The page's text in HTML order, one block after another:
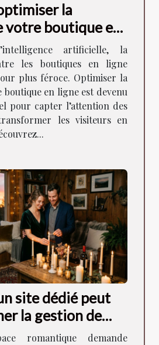
la
votre boutique en
l'IA ?
artificielle, la
les boutiques en ligne
plus féroce. Optimiser la
en ligne est devenu
pour capter l’attention des
les visiteurs en
site dédié peut
la gestion de
romantique ?
romantique demande